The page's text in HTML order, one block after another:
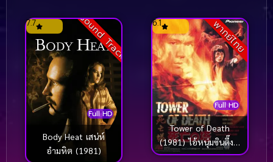
Sound Track
Full HD
7.7
Body Heat เสน่ห์
อำมหิต (1981)
พากย์ไทย
Full HD
6.1
Tower of Death
(1981) ไอ้หนุ่มซินตึ๊ง…
ระห่ำแตก